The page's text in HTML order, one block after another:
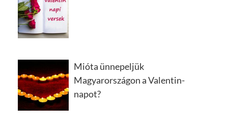
Mióta ünnepeljük
Magyarországon a Valentin-
napot?